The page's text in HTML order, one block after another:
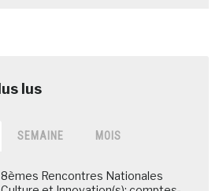
SEMAINE MOIS
8èmes Rencontres Nationales